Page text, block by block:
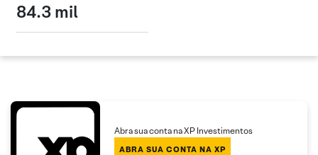
84.3 mil
Abra sua conta na XP Investimentos
ABRA SUA CONTA NA XP